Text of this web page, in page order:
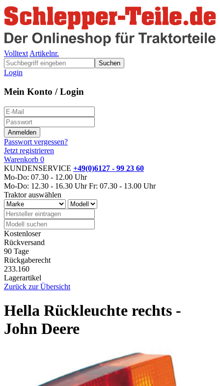
Volltext Artikelnr.
Suchen
Login
Mein Konto / Login
Passwort vergessen?
Jetzt registrieren
Warenkorb 0
KUNDENSERVICE +49(0)6127 - 99 23 60
Mo-Do: 07.30 - 12.00 Uhr
Mo-Do: 12.30 - 16.30 Uhr Fr: 07.30 - 13.00 Uhr
Traktor auswählen
Kostenloser
Rückversand
90 Tage
Rückgaberecht
233.160
Lagerartikel
Zurück zur Übersicht
Hella Rückleuchte rechts -
John Deere